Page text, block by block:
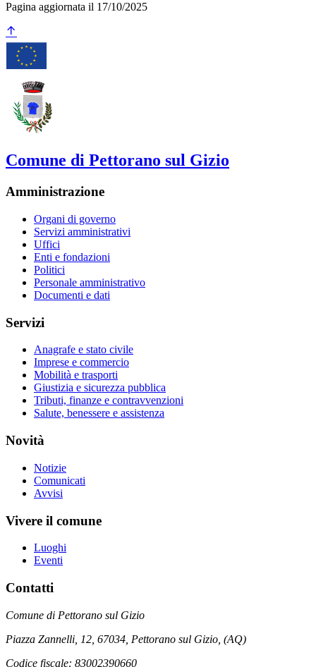
Pagina aggiornata il 17/10/2025
Comune di Pettorano sul Gizio
Amministrazione
Organi di governo
Servizi amministrativi
Uffici
Enti e fondazioni
Politici
Personale amministrativo
Documenti e dati
Servizi
Anagrafe e stato civile
Imprese e commercio
Mobilità e trasporti
Giustizia e sicurezza pubblica
Tributi, finanze e contravvenzioni
Salute, benessere e assistenza
Novità
Notizie
Comunicati
Avvisi
Vivere il comune
Luoghi
Eventi
Contatti
Comune di Pettorano sul Gizio
Piazza Zannelli, 12, 67034, Pettorano sul Gizio, (AQ)
Codice fiscale: 83002390660